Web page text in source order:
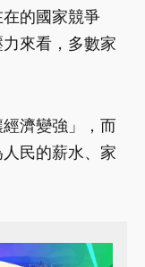
的國家競爭
來看，多數家
濟變強」，而
民的薪水、家